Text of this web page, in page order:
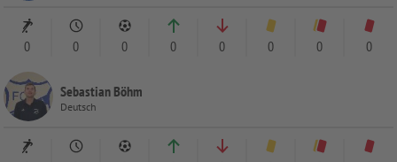
0 0 0 0 0 0 0 0
Sebastian Böhm
Deutsch